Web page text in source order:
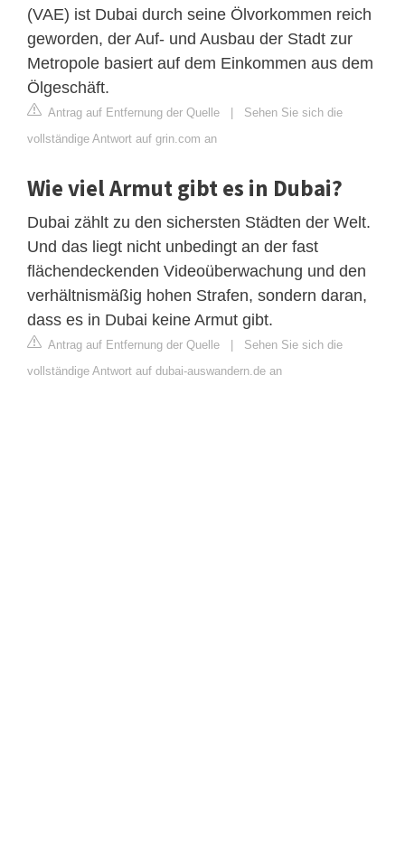
(VAE) ist Dubai durch seine Ölvorkommen reich
geworden, der Auf- und Ausbau der Stadt zur
Metropole basiert auf dem Einkommen aus dem
Ölgeschäft.
Antrag auf Entfernung der Quelle | Sehen Sie sich die
vollständige Antwort auf grin.com an
Wie viel Armut gibt es in Dubai?
Dubai zählt zu den sichersten Städten der Welt.
Und das liegt nicht unbedingt an der fast
flächendeckenden Videoüberwachung und den
verhältnismäßig hohen Strafen, sondern daran,
dass es in Dubai keine Armut gibt.
Antrag auf Entfernung der Quelle | Sehen Sie sich die
vollständige Antwort auf dubai-auswandern.de an